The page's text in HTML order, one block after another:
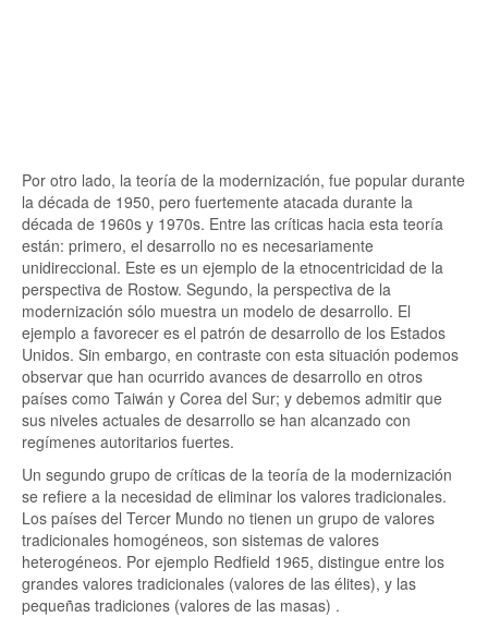
Por otro lado, la teoría de la modernización, fue popular durante
la década de 1950, pero fuertemente atacada durante la
década de 1960s y 1970s. Entre las críticas hacia esta teoría
están: primero, el desarrollo no es necesariamente
unidireccional. Este es un ejemplo de la etnocentricidad de la
perspectiva de Rostow. Segundo, la perspectiva de la
modernización sólo muestra un modelo de desarrollo. El
ejemplo a favorecer es el patrón de desarrollo de los Estados
Unidos. Sin embargo, en contraste con esta situación podemos
observar que han ocurrido avances de desarrollo en otros
países como Taiwán y Corea del Sur; y debemos admitir que
sus niveles actuales de desarrollo se han alcanzado con
regímenes autoritarios fuertes.
Un segundo grupo de críticas de la teoría de la modernización
se refiere a la necesidad de eliminar los valores tradicionales.
Los países del Tercer Mundo no tienen un grupo de valores
tradicionales homogéneos, son sistemas de valores
heterogéneos. Por ejemplo Redfield 1965, distingue entre los
grandes valores tradicionales (valores de las élites), y las
pequeñas tradiciones (valores de las masas) .